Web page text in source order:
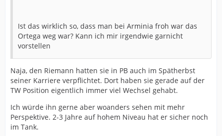
Ist das wirklich so, dass man bei Arminia froh war das
Ortega weg war? Kann ich mir irgendwie garnicht
vorstellen
Naja, den Riemann hatten sie in PB auch im Spätherbst
seiner Karriere verpflichtet. Dort haben sie gerade auf der
TW Position eigentlich immer viel Wechsel gehabt.
Ich würde ihn gerne aber woanders sehen mit mehr
Perspektive. 2-3 Jahre auf hohem Niveau hat er sicher noch
im Tank.